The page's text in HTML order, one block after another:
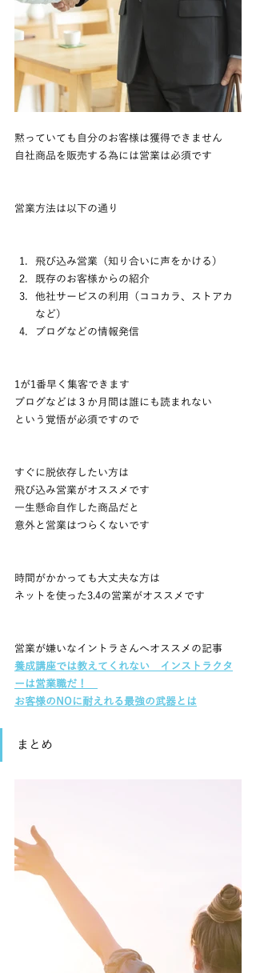
黙っていても自分のお客様は獲得できません
自社商品を販売する為には営業は必須です
営業方法は以下の通り
飛び込み営業（知り合いに声をかける）
既存のお客様からの紹介
他社サービスの利用（ココカラ、ストアカ
など）
ブログなどの情報発信
1が1番早く集客できます
ブログなどは３か月間は誰にも読まれない
という覚悟が必須ですので
すぐに脱依存したい方は
飛び込み営業がオススメです
一生懸命自作した商品だと
意外と営業はつらくないです
時間がかかっても大丈夫な方は
ネットを使った3.4の営業がオススメです
営業が嫌いなイントラさんへオススメの記事
養成講座では教えてくれない　インストラクタ
ーは営業職だ！
お客様のNOに耐えれる最強の武器とは
まとめ